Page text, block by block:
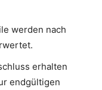
werden nach
erhalten
endgültigen